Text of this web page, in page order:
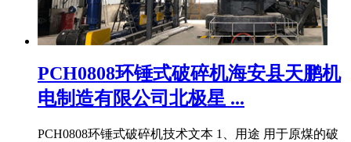
PCH0808环锤式破碎机海安县天鹏机
电制造有限公司北极星 ...
PCH0808环锤式破碎机技术文本 1、用途 用于原煤的破